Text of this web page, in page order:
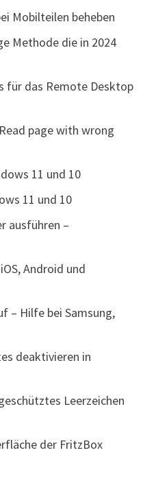
Mobilteilen beheben
Methode die in 2024
für das Remote Desktop
page with wrong
11 und 10
11 und 10
ausführen –
Android und
– Hilfe bei Samsung,
deaktivieren in
Leerzeichen
der FritzBox